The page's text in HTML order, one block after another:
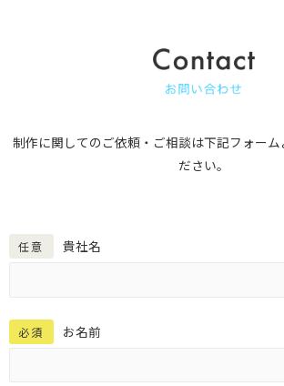
制作に関してのご依頼・ご相談は下記フォーム
ださい。
任意 貴社名
必須 お名前